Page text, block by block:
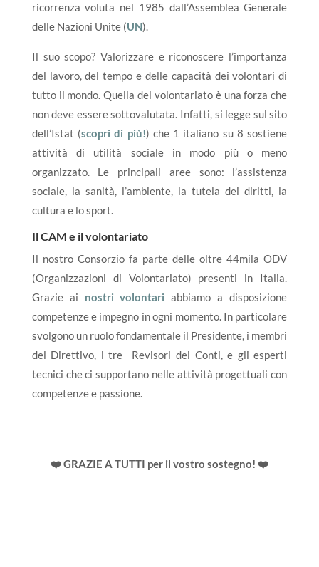
ricorrenza voluta nel 1985 dall’Assemblea Generale
delle Nazioni Unite (UN).
Il suo scopo? Valorizzare e riconoscere l’importanza
del lavoro, del tempo e delle capacità dei volontari di
tutto il mondo. Quella del volontariato è una forza che
non deve essere sottovalutata. Infatti, si legge sul sito
dell’Istat (scopri di più!) che 1 italiano su 8 sostiene
attività di utilità sociale in modo più o meno
organizzato. Le principali aree sono: l’assistenza
sociale, la sanità, l’ambiente, la tutela dei diritti, la
cultura e lo sport.
Il CAM e il volontariato
Il nostro Consorzio fa parte delle oltre 44mila ODV
(Organizzazioni di Volontariato) presenti in Italia.
Grazie ai nostri volontari abbiamo a disposizione
competenze e impegno in ogni momento. In particolare
svolgono un ruolo fondamentale il Presidente, i membri
del Direttivo, i tre Revisori dei Conti, e gli esperti
tecnici che ci supportano nelle attività progettuali con
competenze e passione.
❤️GRAZIE A TUTTI per il vostro sostegno! ❤️